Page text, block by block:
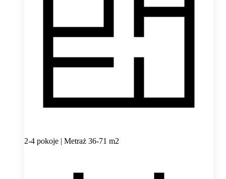
2-4 pokoje | Metraż 36-71 m2